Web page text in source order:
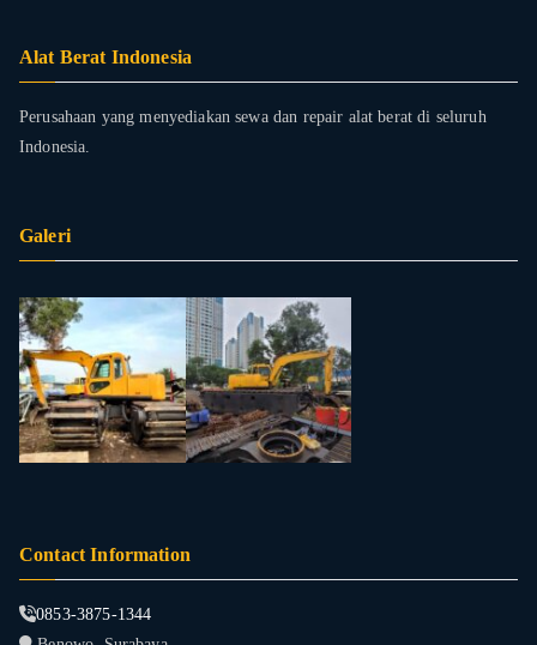
Alat Berat Indonesia
Perusahaan yang menyediakan sewa dan repair alat berat di seluruh
Indonesia.
Galeri
Contact Information
0853-3875-1344